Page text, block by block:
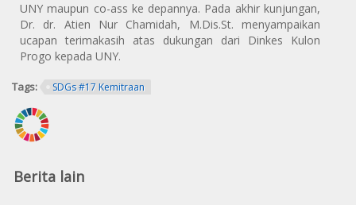
UNY maupun co-ass ke depannya. Pada akhir kunjungan,
Dr. dr. Atien Nur Chamidah, M.Dis.St. menyampaikan
ucapan terimakasih atas dukungan dari Dinkes Kulon
Progo kepada UNY.
Tags: SDGs #17 Kemitraan
Berita lain